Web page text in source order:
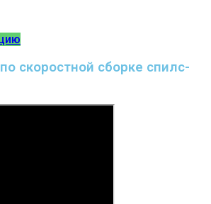
скоростной сборке спилс-